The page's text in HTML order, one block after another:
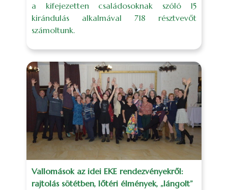
a kifejezetten családosoknak szóló 15
kirándulás alkalmával 718 résztvevőt
számoltunk.
Vallomások az idei EKE rendezvényekről:
rajtolás sötétben, lőtéri élmények, „lángolt”